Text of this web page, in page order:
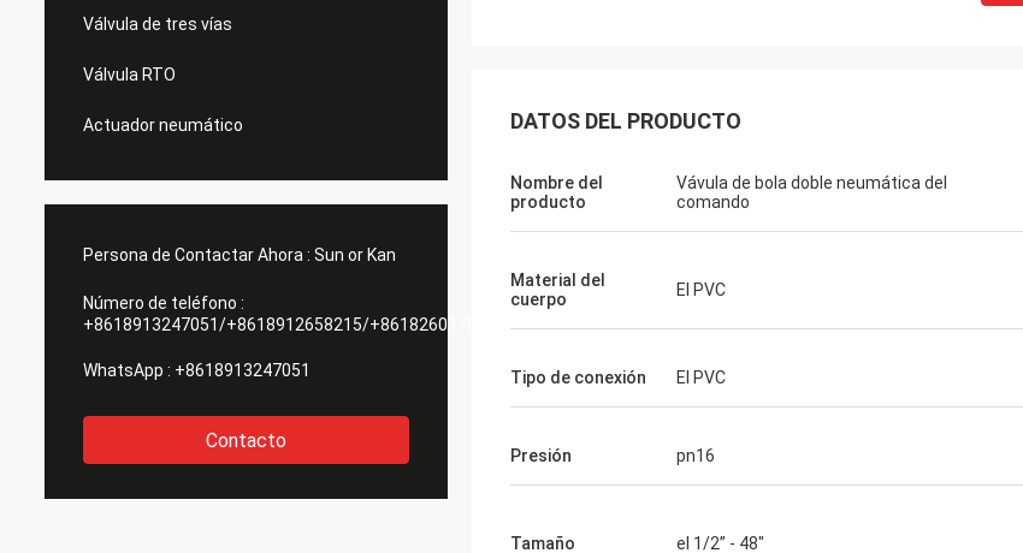
Válvula de tres vías
Válvula RTO
Actuador neumático
Persona de Contactar Ahora : Sun or Kan
Número de teléfono :
+8618913247051/+8618912658215/+8618260178084
WhatsApp : +8618913247051
Contacto
DATOS DEL PRODUCTO
Nombre del
producto
Vávula de bola doble neumática del
comando
Material del
cuerpo
El PVC
Tipo de conexión El PVC
Presión pn16
Tamaño el 1/2” - 48"